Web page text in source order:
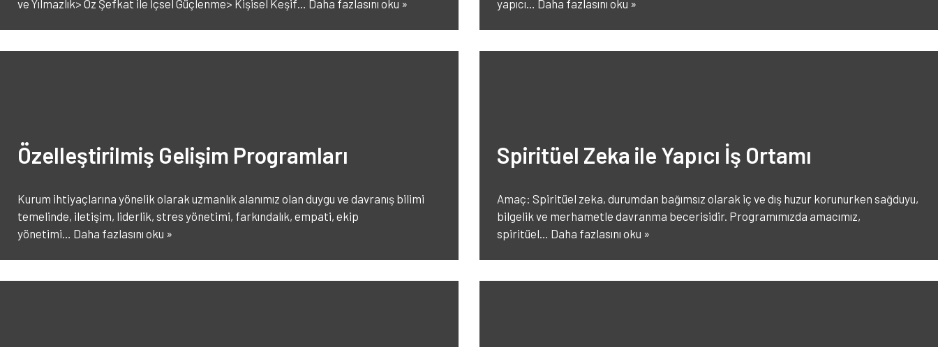
ve Yılmazlık> Öz Şefkat ile İçsel Güçlenme> Kişisel Keşif… Daha fazlasını oku »
yapıcı… Daha fazlasını oku »
Özelleştirilmiş Gelişim Programları
Kurum ihtiyaçlarına yönelik olarak uzmanlık alanımız olan duygu ve davranış bilimi
temelinde, iletişim, liderlik, stres yönetimi, farkındalık, empati, ekip
yönetimi… Daha fazlasını oku »
Spiritüel Zeka ile Yapıcı İş Ortamı
Amaç: Spiritüel zeka, durumdan bağımsız olarak iç ve dış huzur korunurken sağduyu,
bilgelik ve merhametle davranma becerisidir. Programımızda amacımız,
spiritüel… Daha fazlasını oku »